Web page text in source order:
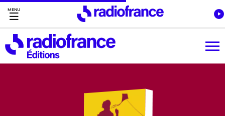
Accès direct :
Menu principal
Contenu